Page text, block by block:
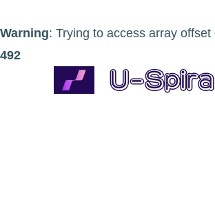
Warning: Trying to access array offset
492